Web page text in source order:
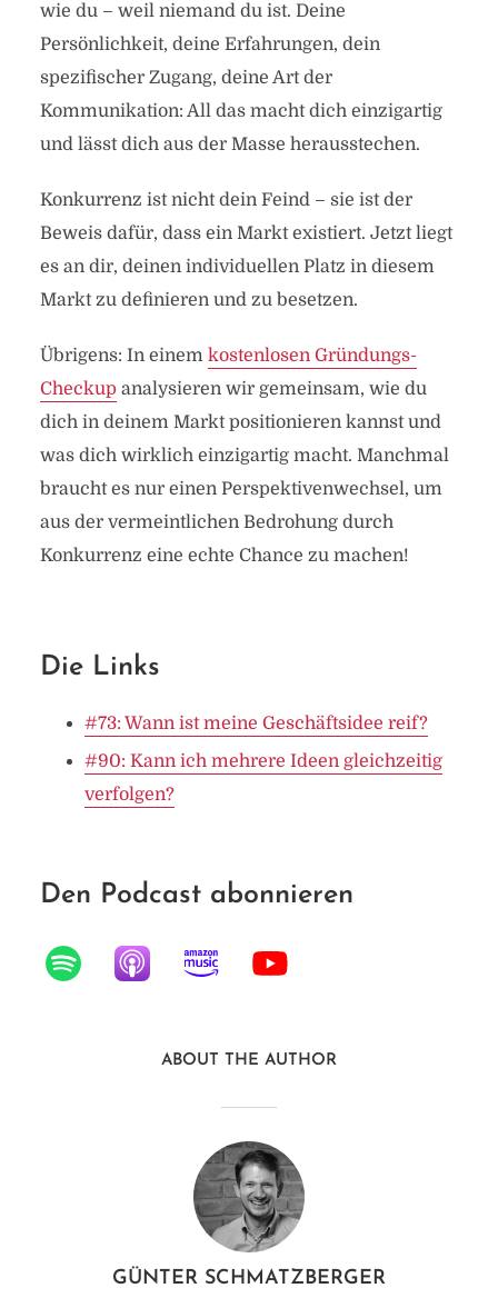
wie du – weil niemand du ist. Deine
Persönlichkeit, deine Erfahrungen, dein
spezifischer Zugang, deine Art der
Kommunikation: All das macht dich einzigartig
und lässt dich aus der Masse herausstechen.
Konkurrenz ist nicht dein Feind – sie ist der
Beweis dafür, dass ein Markt existiert. Jetzt liegt
es an dir, deinen individuellen Platz in diesem
Markt zu definieren und zu besetzen.
Übrigens: In einem kostenlosen Gründungs-
Checkupanalysieren wir gemeinsam, wie du
dich in deinem Markt positionieren kannst und
was dich wirklich einzigartig macht. Manchmal
braucht es nur einen Perspektivenwechsel, um
aus der vermeintlichen Bedrohung durch
Konkurrenz eine echte Chance zu machen!
Die Links
#73: Wann ist meine Geschäftsidee reif?
#90: Kann ich mehrere Ideen gleichzeitig
verfolgen?
Den Podcast abonnieren
ABOUT THE AUTHOR
GÜNTER SCHMATZBERGER